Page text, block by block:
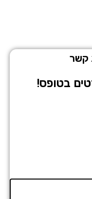
קשר
בטופס!